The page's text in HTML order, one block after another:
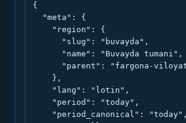
{
  "meta": {
    "region": {
      "slug": "buvayda",
      "name": "Buvayda tumani",
"parent": "fargona-
    },
    "lang": "lotin",
    "period": "today",
    "period_canonical": "today",